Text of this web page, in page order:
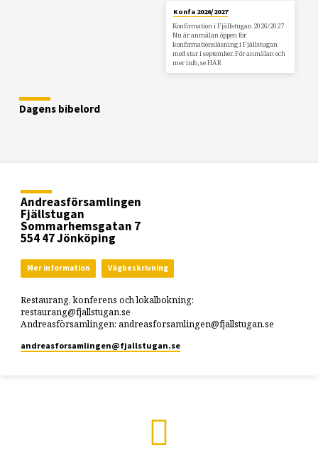
Konfa 2026/2027
Konfirmation i Fjällstugan 2026/2027
Nu är anmälan öppen för
konfirmationsläsning i Fjällstugan
med star i september. För anmälan och
mer info, se HÄR
Dagens bibelord
Andreasförsamlingen
Fjällstugan
Sommarhemsgatan 7
554 47 Jönköping
Mer information Vägbeskrivning
Restaurang, konferens och lokalbokning:
restaurang@fjallstugan.se
Andreasförsamlingen: andreasforsamlingen@fjallstugan.se
andreasforsamlingen​@fjallstugan.se